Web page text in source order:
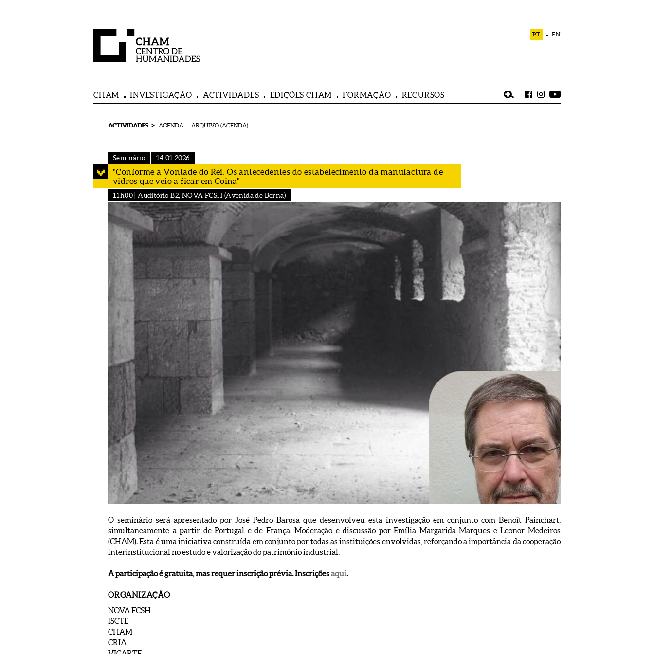
PT EN
CHAM INVESTIGAÇÃO ACTIVIDADES EDIÇÕES CHAM FORMAÇÃO RECURSOS
ACTIVIDADES > AGENDA ARQUIVO (AGENDA)
Seminário 14.01.2026
"Conforme a Vontade do Rei. Os antecedentes do estabelecimento da manufactura de
vidros que veio a ficar em Coina"
11h00 | Auditório B2, NOVA FCSH (Avenida de Berna)
O seminário será apresentado por José Pedro Barosa que desenvolveu esta investigação em conjunto com Benoît Painchart,
simultaneamente a partir de Portugal e de França. Moderação e discussão por Emília Margarida Marques e Leonor Medeiros
(CHAM). Esta é uma iniciativa construída em conjunto por todas as instituições envolvidas, reforçando a importância da cooperação
interinstitucional no estudo e valorização do património industrial.
A participação é gratuita, mas requer inscrição prévia. Inscriçõesaqui.
ORGANIZAÇÃO
NOVA FCSH
ISCTE
CHAM
CRIA